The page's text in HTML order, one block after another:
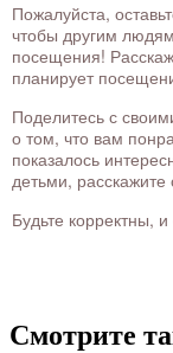
Пожалуйста,
чтобы другим
посещения!
планирует
Поделитесь с
о том, что вам
показалось
детьми, расскажите
Будьте корректны,
Смотрите